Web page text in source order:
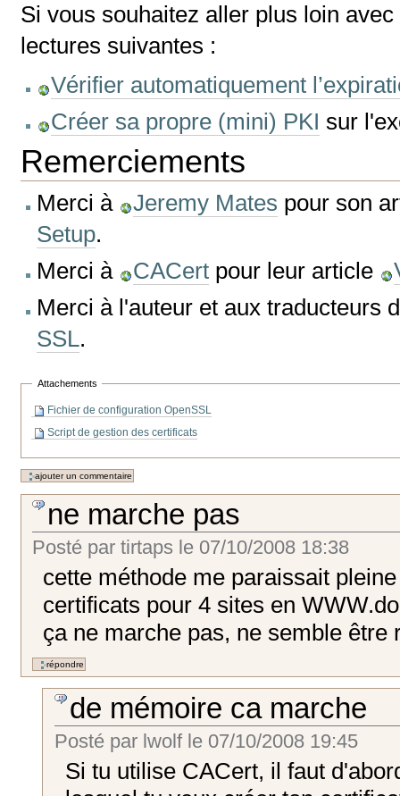
Si vous souhaitez aller plus loin
lectures suivantes :
Vérifier automatiquement
Créer sa propre (mini) PKI sur
Remerciements
Merci à Jeremy Mates pour son
Setup.
Merci à
CACert pour leur article
Merci à l'auteur et aux traducteurs
SSL.
Attachements
Fichier de configuration OpenSSL
Script de gestion des certificats
ne marche pas
Posté par tirtaps le 07/10/2008 18:38
cette méthode me paraissait
certificats pour 4 sites en
ça ne marche pas, ne semble
de mémoire ca marche
Posté par lwolf le07/10/2008 19:45
Si tu utilise CACert, il faut